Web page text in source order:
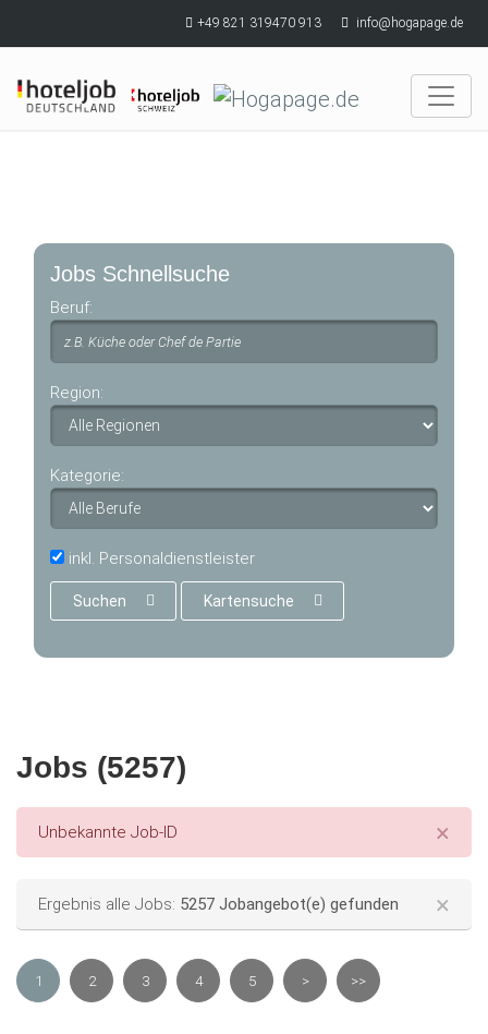
+49 821 319470 913 info@hogapage.de
Jobs Schnellsuche
Beruf:
Region:
Kategorie:
inkl. Personaldienstleister
Suchen Kartensuche
Jobs (5257)
×
Error message
Unbekannte Job-ID
×
Status message
Ergebnis alle Jobs: 5257 Jobangebot(e) gefunden
1 2 3 4 5 > >>